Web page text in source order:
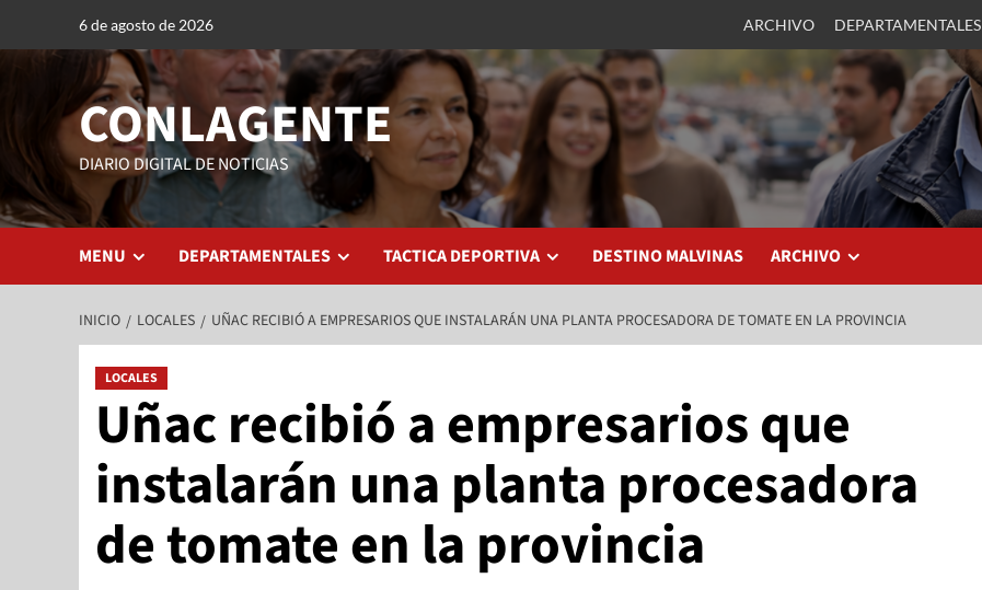
6 de agosto de 2026 ARCHIVO DEPARTAMENTALES
CONLAGENTE
DIARIO DIGITAL DE NOTICIAS
MENU DEPARTAMENTALES TACTICA DEPORTIVA DESTINO MALVINAS ARCHIVO
INICIO LOCALES UÑAC RECIBIÓ A EMPRESARIOS QUE INSTALARÁN UNA PLANTA PROCESADORA DE TOMATE EN LA PROVINCIA
LOCALES
Uñac recibió a empresarios que
instalarán una planta procesadora
de tomate en la provincia